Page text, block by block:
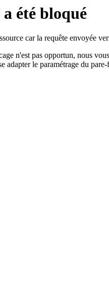
a été bloqué
car la requête envoyée
n'est pas opportun, nous
adapter le paramétrage du pare-